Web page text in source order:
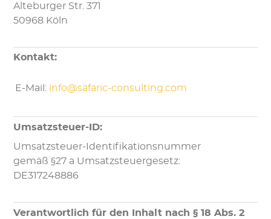
Alteburger Str. 371
50968 Köln
Kontakt:
E-Mail: info@safaric-consulting.com
Umsatzsteuer-ID:
Umsatzsteuer-Identifikationsnummer
gemäß §27 a Umsatzsteuergesetz:
DE317248886
Verantwortlich für den Inhalt nach § 18 Abs. 2